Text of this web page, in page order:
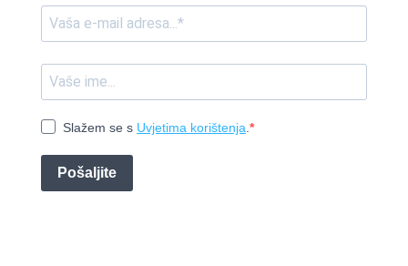
Slažem se s Uvjetima korištenja
Pošaljite